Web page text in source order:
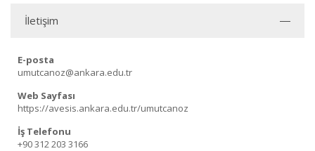
İletişim
E-posta
umutcanoz@ankara.edu.tr
Web Sayfası
https://avesis.ankara.edu.tr/umutcanoz
İş Telefonu
+90 312 203 3166